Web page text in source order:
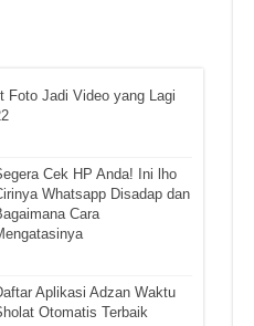
Foto Jadi Video yang Lagi
Cek HP Anda! Ini lho
Whatsapp Disadap dan
Cara
Aplikasi Adzan Waktu
Otomatis Terbaik